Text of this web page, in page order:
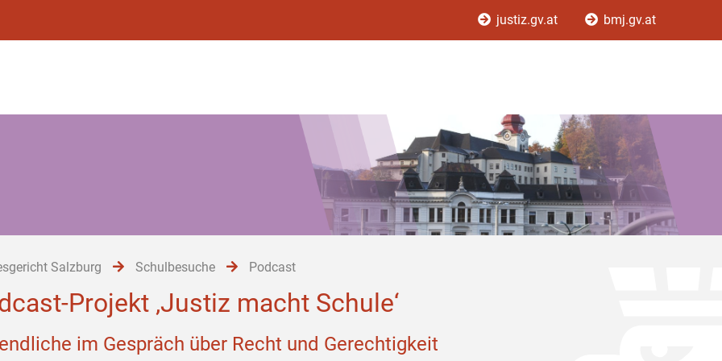
justiz.gv.at bmj.gv.at
Salzburg Schulbesuche Podcast
Projekt ‚Justiz macht Schule‘
im Gespräch über Recht und Gerechtigkeit